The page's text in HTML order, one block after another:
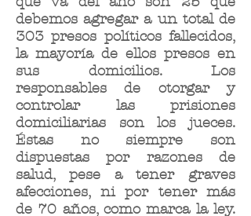
debemos agregar a un total de
303 presos políticos fallecidos,
la mayoría de ellos presos en
sus domicilios. Los
responsables de otorgar y
controlar las prisiones
domiciliarias son los jueces.
Éstas no siempre son
dispuestas por razones de
salud, pese a tener graves
afecciones, ni por tener más
de 70 años, como marca la ley.